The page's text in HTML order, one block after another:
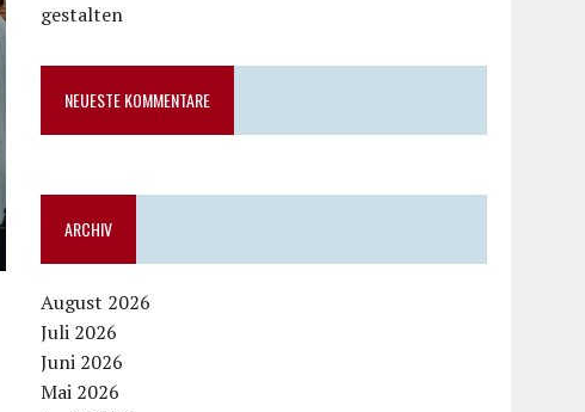
gestalten
NEUESTE KOMMENTARE
ARCHIV
August 2026
Juli 2026
Juni 2026
Mai 2026